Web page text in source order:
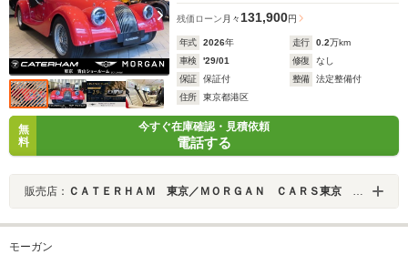
残価ローン 月々131,900円
年式 2026年 走行 0.2万km
車検
'29/01 修復
なし
保証
保証付 整備
法定整備付
住所
東京都港区
無
料
今すぐ在庫確認・見積依頼
電話する
販売店： ＣＡＴＥＲＨＡＭ 東京／ＭＯＲＧＡＮ ＣＡＲＳ東京 青山ショールーム
モーガン